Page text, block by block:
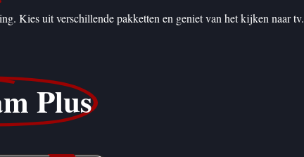
Kies uit verschillende pakketten en geniet van het kijken naar tv.
Plus